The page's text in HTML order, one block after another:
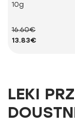
10g
16.60€
13.83€
LEKI